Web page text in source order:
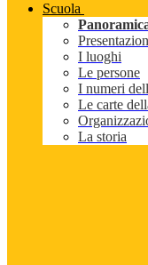
Scuola
I luoghi
Le persone
I numeri
Le carte
La storia